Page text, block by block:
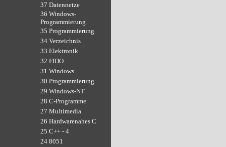
37 Datennetze
36 Windows-
Programmierung
35 Programmierung
34 Verzeichnis
33 Elektronik
32 FIDO
31 Windows
30 Programmierung
29 Windows-NT
28 C-Programme
27 Multimedia
26 Hardwarenahes C
25 C++ - 4
24 8051